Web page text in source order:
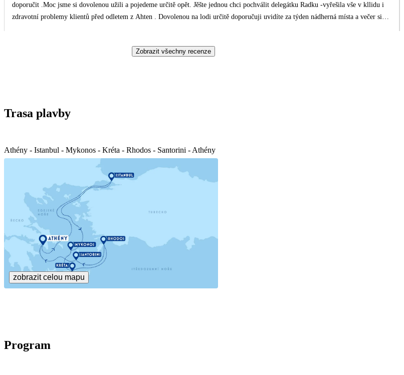
doporučit .Moc jsme si dovolenou užili a pojedeme určitě opět. Jěšte jednou chci pochválit delegátku Radku -vyřešila vše v kllidu i
zdravotní problemy klientů před odletem z Ahten . Dovolenou na lodi určitě doporučuji uvidíte za týden nádherná místa a večer si
Zobrazit všechny recenze
Trasa plavby
Athény - Istanbul - Mykonos - Kréta - Rhodos - Santorini - Athény
zobrazit celou mapu
Program